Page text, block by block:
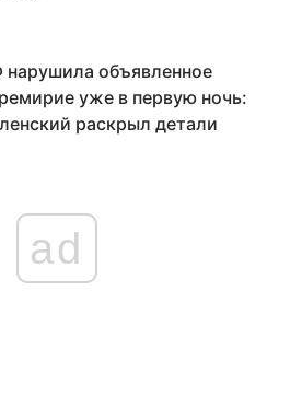
нарушила объявленное
уже в первую ночь:
раскрыл детали
ad